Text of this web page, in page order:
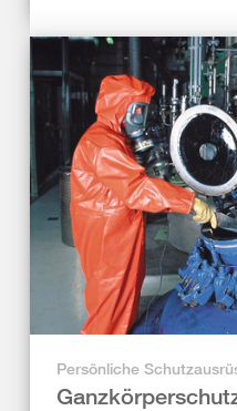
Persönliche